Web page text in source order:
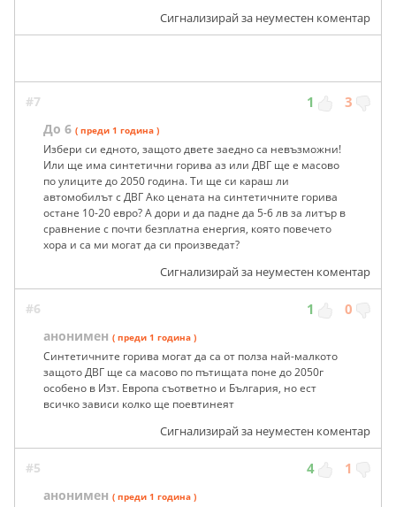
Сигнализирай за неуместен коментар
#7 1 3
До 6 ( преди 1 година )
Избери си едното, защото двете заедно са невъзможни!
Или ще има синтетични горива аз или ДВГ ще е масово
по улиците до 2050 година. Ти ще си караш ли
автомобилът с ДВГ Ако цената на синтетичните горива
остане 10-20 евро? А дори и да падне да 5-6 лв за литър в
сравнение с почти безплатна енергия, която повечето
хора и са ми могат да си произведат?
Сигнализирай за неуместен коментар
#6 1 0
анонимен ( преди 1 година )
Синтетичните горива могат да са от полза най-малкото
защото ДВГ ще са масово по пътищата поне до 2050г
особено в Изт. Европа съответно и България, но ест
всичко зависи колко ще поевтинеят
Сигнализирай за неуместен коментар
#5 4 1
анонимен ( преди 1 година )